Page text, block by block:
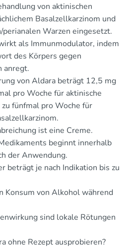
von aktinischen
Basalzellkarzinom und
Warzen eingesetzt.
als Immunmodulator, indem
des Körpers gegen
anregt.
von Aldara beträgt 12,5 mg
pro Woche für aktinische
fünfmal pro Woche für
ist eine Creme.
beginnt innerhalb
der Anwendung.
beträgt je nach Indikation bis zu
Konsum von Alkohol während
sind lokale Rötungen
ohne Rezept ausprobieren?